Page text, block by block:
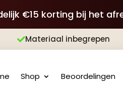
€15 korting bij het
Materiaal inbegrepen
Shop Beoordelingen